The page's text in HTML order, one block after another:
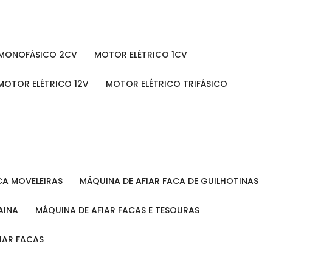
2CV MOTOR ELÉTRICO 1CV
MOTOR ELÉTRICO 12V MOTOR ELÉTRICO TRIFÁSICO
MOVELEIRAS MÁQUINA DE AFIAR FACA DE GUILHOTINAS
MÁQUINA DE AFIAR FACAS E TESOURAS
FACAS